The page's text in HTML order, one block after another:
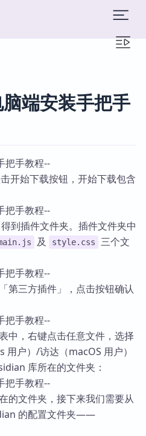
端安装手把手
开始下载按钮，开始下载包含
到插件文件夹。插件文件夹中
及 style.css
三个文
第三方插件」，点击按钮确认
中，右键点击任意文件，选择
用户）/访达（macOS 用户）
库所在的文件夹：
的文件夹，接下来我们需要从
的配置文件夹——